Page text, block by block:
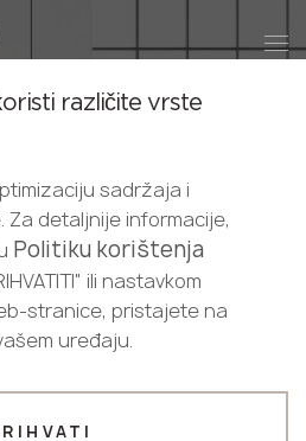
22
partner
radne površine od
danas, Caesarstone ostaje
sastavu i
u proizvodnji prema
Caesarstone je pravi
podatke ili nas
telefonom
602 20 22
će vas kontaktirati u
roku
različite vrste
sadržaja i
detaljnije informacije,
Politiku korištenja
ili nastavkom
stranice, pristajete na
uređaju.